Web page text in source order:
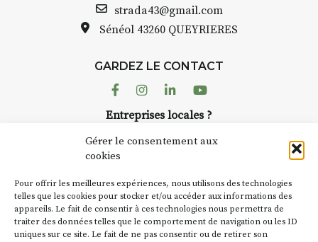
Gérer le consentement aux
cookies
Pour offrir les meilleures expériences, nous utilisons des technologies
telles que les cookies pour stocker et/ou accéder aux informations des
appareils. Le fait de consentir à ces technologies nous permettra de
traiter des données telles que le comportement de navigation ou les ID
uniques sur ce site. Le fait de ne pas consentir ou de retirer son
strada43@gmail.com
Sénéol 43260 QUEYRIERES
GARDEZ LE CONTACT
FacebookInstagram
LinkedinYoutube
Entreprises locales ?
Suivez toute l'actu de Strada